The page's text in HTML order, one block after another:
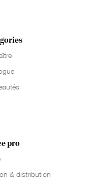
pro
& distribution